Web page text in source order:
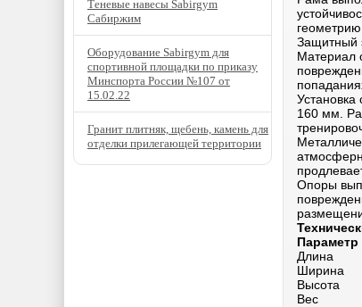
геометрию
Защитный
Материал
160 мм.
Опоры
Параметр
Длина
Ширина
Высота
Вес
Теневые навесы Sabirgym
Сабиржим
Оборудование Sabirgym для
спортивной площадки по приказу
Минспорта России №107 от
15.02.22
Гранит плитняк, щебень, камень для
отделки прилегающей территории